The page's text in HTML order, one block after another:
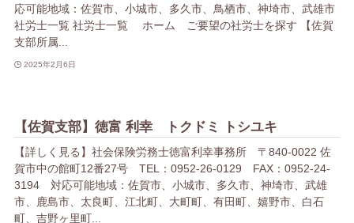
応可能地域：佐賀市、小城市、多久市、鳥栖市、神埼市、武雄市
社労士一覧 社労士一覧 ホーム ご要望の社労士を探す 【佐賀
支部所属...
2025年2月6日
【佐賀支部】徳富 利幸 トクドミ トシユキ
【詳しく見る】社会保険労務士徳富利幸事務所 〒840-0022 佐
賀市中の館町12番27号 TEL：0952-26-0129 FAX：0952-24-
3194 対応可能地域：佐賀市、小城市、多久市、神埼市、武雄
市、鹿島市、太良町、江北町、大町町、有田町、嬉野市、白石
町、吉野ヶ里町...